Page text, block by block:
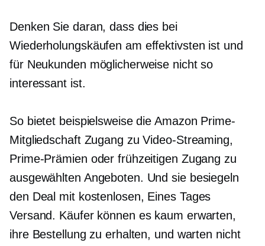
Denken Sie daran, dass dies bei
Wiederholungskäufen am effektivsten ist und
für Neukunden möglicherweise nicht so
interessant ist.
So bietet beispielsweise die Amazon Prime-
Mitgliedschaft Zugang zu Video-Streaming,
Prime-Prämien oder frühzeitigen Zugang zu
ausgewählten Angeboten. Und sie besiegeln
den Deal mit kostenlosen, Eines Tages
Versand. Käufer können es kaum erwarten,
ihre Bestellung zu erhalten, und warten nicht